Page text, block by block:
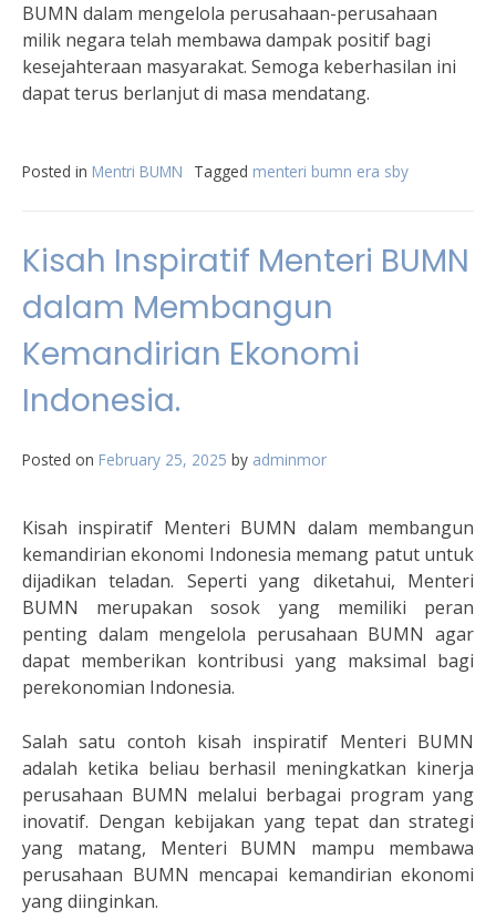
BUMN dalam mengelola perusahaan-perusahaan
milik negara telah membawa dampak positif bagi
kesejahteraan masyarakat. Semoga keberhasilan ini
dapat terus berlanjut di masa mendatang.
Posted in Mentri BUMN Tagged menteri bumn era sby
Kisah Inspiratif Menteri BUMN
dalam Membangun
Kemandirian Ekonomi
Indonesia.
Posted on February 25, 2025 by adminmor
Kisah inspiratif Menteri BUMN dalam membangun
kemandirian ekonomi Indonesia memang patut untuk
dijadikan teladan. Seperti yang diketahui, Menteri
BUMN merupakan sosok yang memiliki peran
penting dalam mengelola perusahaan BUMN agar
dapat memberikan kontribusi yang maksimal bagi
perekonomian Indonesia.
Salah satu contoh kisah inspiratif Menteri BUMN
adalah ketika beliau berhasil meningkatkan kinerja
perusahaan BUMN melalui berbagai program yang
inovatif. Dengan kebijakan yang tepat dan strategi
yang matang, Menteri BUMN mampu membawa
perusahaan BUMN mencapai kemandirian ekonomi
yang diinginkan.